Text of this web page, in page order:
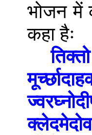
भोजन में
कहा हैः